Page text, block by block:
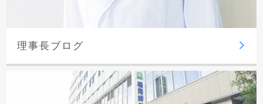
理事長ブログ